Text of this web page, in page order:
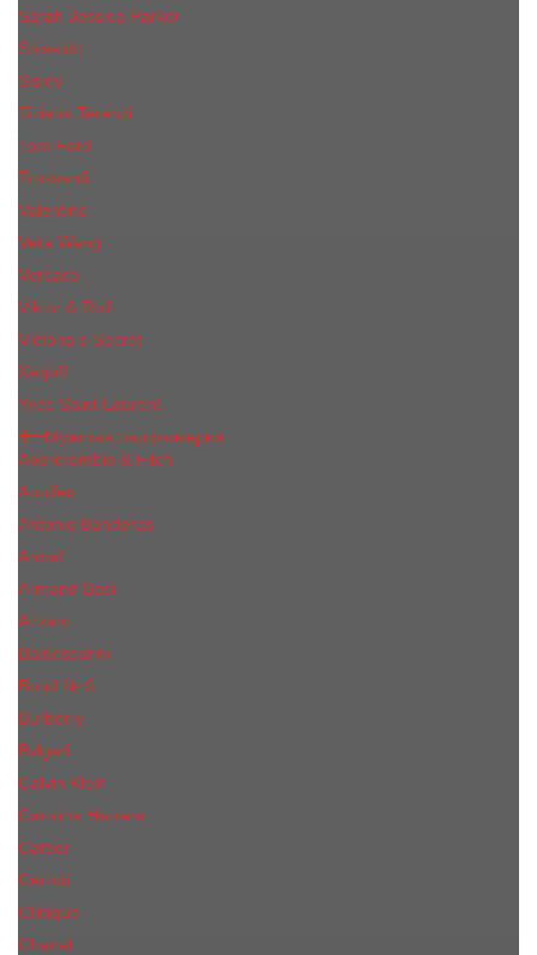
Sarah Jessica Parker
Shiseido
Sisley
Tiziana Terenzi
Tom Ford
Trussardi
Valentino
Vera Wang
Versace
Viktor & Rolf
Victoria s Secret
Xerjoff
Yves Saint Laurent
Мужская парфюмерия
Abercrombie & Fitch
Annifen
Antonio Banderas
Armaf
Armand Basi
Azzaro
Baldessarini
Bond № 9
Burberry
Bvlgari
Calvin Klein
Carolina Herrera
Cartier
Cerruti
Сliniquе
Chanel